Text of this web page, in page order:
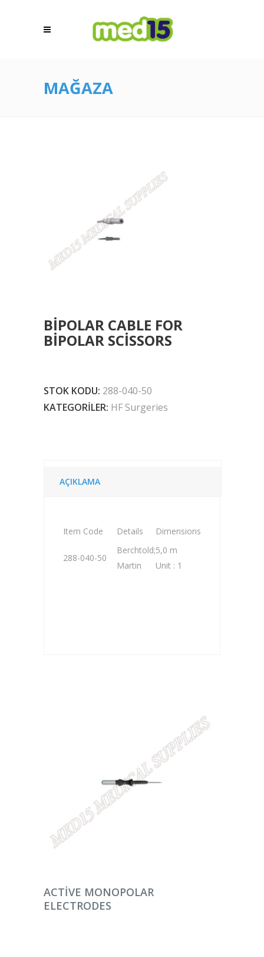
MAĞAZA
BIPOLAR CABLE FOR
BIPOLAR SCISSORS
STOK KODU: 288-040-50
KATEGORILER: HF Surgeries
AÇIKLAMA
Item Code Details Dimensions
288-040-50
Berchtold;
Martin
5,0 m
Unit : 1
DEVAMINI OKU
ACTIVE MONOPOLAR
ELECTRODES